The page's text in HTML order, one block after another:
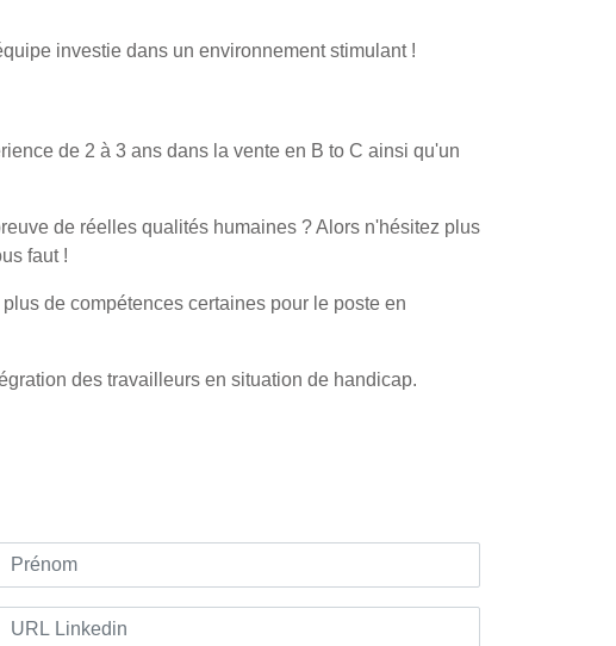
investie dans un environnement stimulant !
de 2 à 3 ans dans la vente en B to C ainsi qu'un
de réelles qualités humaines ? Alors n'hésitez plus
faut !
de compétences certaines pour le poste en
des travailleurs en situation de handicap.